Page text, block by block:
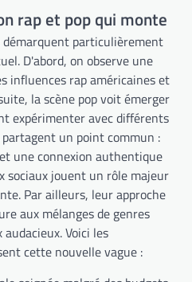
rap et pop qui monte
particulièrement
D'abord, on observe une
influences rap américaines et
la scène pop voit émerger
expérimenter avec différents
un point commun :
une connexion authentique
sociaux jouent un rôle majeur
Par ailleurs, leur approche
aux mélanges de genres
Voici les
cette nouvelle vague :